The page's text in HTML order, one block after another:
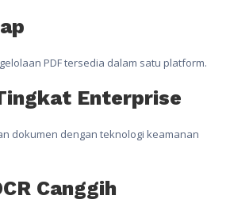
PDF tersedia dalam satu platform.
Enterprise
dokumen dengan teknologi keamanan
Canggih